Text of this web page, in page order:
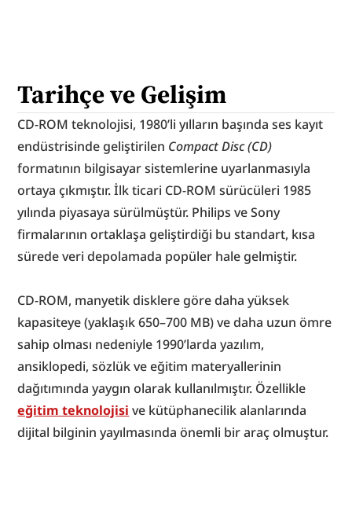
Tarihçe ve Gelişim
CD-ROM teknolojisi, 1980’li yılların başında ses kayıt
endüstrisinde geliştirilen Compact Disc (CD)
formatının bilgisayar sistemlerine uyarlanmasıyla
ortaya çıkmıştır. İlk ticari CD-ROM sürücüleri 1985
yılında piyasaya sürülmüştür. Philips ve Sony
firmalarının ortaklaşa geliştirdiği bu standart, kısa
sürede veri depolamada popüler hale gelmiştir.
CD-ROM, manyetik disklere göre daha yüksek
kapasiteye (yaklaşık 650–700 MB) ve daha uzun ömre
sahip olması nedeniyle 1990’larda yazılım,
ansiklopedi, sözlük ve eğitim materyallerinin
eğitim teknolojisi ve kütüphanecilik alanlarında
dijital bilginin yayılmasında önemli bir araç olmuştur.